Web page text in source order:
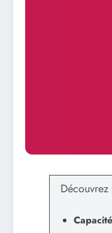
Découvrez
Capacité